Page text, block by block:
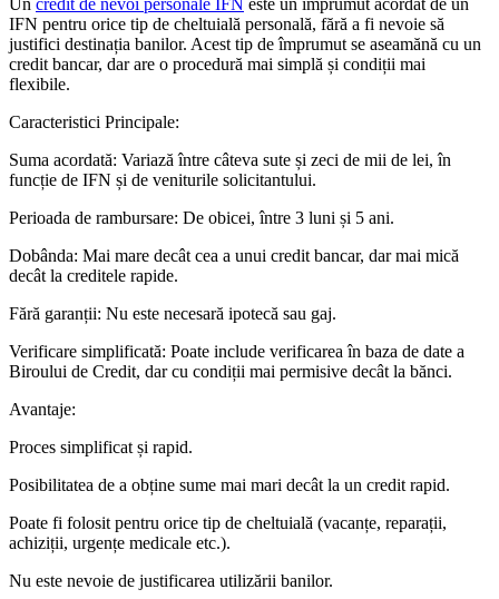
IFN pentru orice tip de cheltuială personală, fără a fi nevoie să
justifici destinația banilor. Acest tip de împrumut se aseamănă cu un
credit bancar, dar are o procedură mai simplă și condiții mai
flexibile.
Caracteristici Principale:
Suma acordată: Variază între câteva sute și zeci de mii de lei, în
funcție de IFN și de veniturile solicitantului.
Perioada de rambursare: De obicei, între 3 luni și 5 ani.
Dobânda: Mai mare decât cea a unui credit bancar, dar mai mică
decât la creditele rapide.
Fără garanții: Nu este necesară ipotecă sau gaj.
Verificare simplificată: Poate include verificarea în baza de date a
Biroului de Credit, dar cu condiții mai permisive decât la bănci.
Avantaje:
Proces simplificat și rapid.
Posibilitatea de a obține sume mai mari decât la un credit rapid.
Poate fi folosit pentru orice tip de cheltuială (vacanțe, reparații,
achiziții, urgențe medicale etc.).
Nu este nevoie de justificarea utilizării banilor.